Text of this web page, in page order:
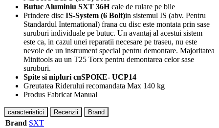
Butuc Aluminiu SXT 36Hcale de rulare pe bile
Prindere disc IS-System (6 Bolt)in sistemul IS (abv. Pentru
Standardul International) frana cu disc este montata prin sase
suruburi individuale pe butuc. Un avantaj al acestui sistem
este ca, in cazul unei reparatii necesare pe traseu, nu este
nevoie de un instrument special pentru demontare. Majoritatea
Minitools au un T25 Torx pentru demontarea celor sase
suruburi.
Spite si nipluri cnSPOKE- UCP14
Greutatea Riderului recomandata Max 140 kg
Produs Fabricat Manual
caracteristici Recenzii Brand
Brand SXT